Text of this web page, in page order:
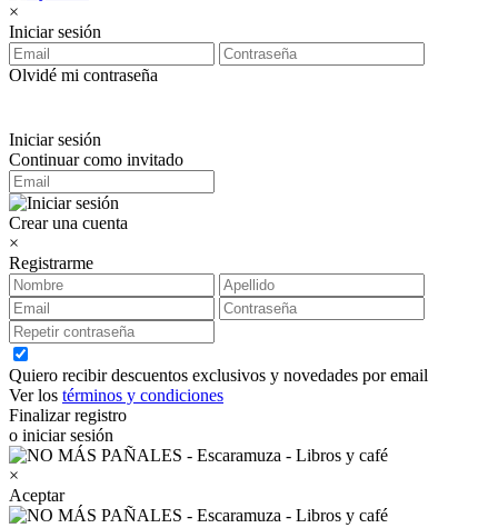
×
Iniciar sesión
Olvidé mi contraseña
Iniciar sesión
Continuar como invitado
Crear una cuenta
×
Registrarme
Quiero recibir descuentos exclusivos y novedades por email
Ver los términos y condiciones
Finalizar registro
o iniciar sesión
×
Aceptar